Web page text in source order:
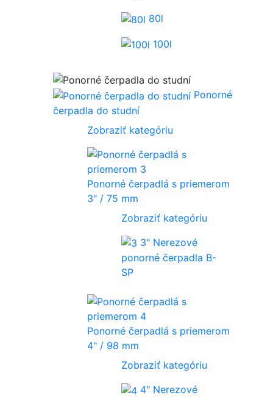
80l
100l
Ponorné
čerpadla do studní
Zobraziť kategóriu
Ponorné čerpadlá s priemerom
3" / 75 mm
Zobraziť kategóriu
3" Nerezové
ponorné čerpadla B-
SP
Ponorné čerpadlá s priemerom
4" / 98 mm
Zobraziť kategóriu
4" Nerezové